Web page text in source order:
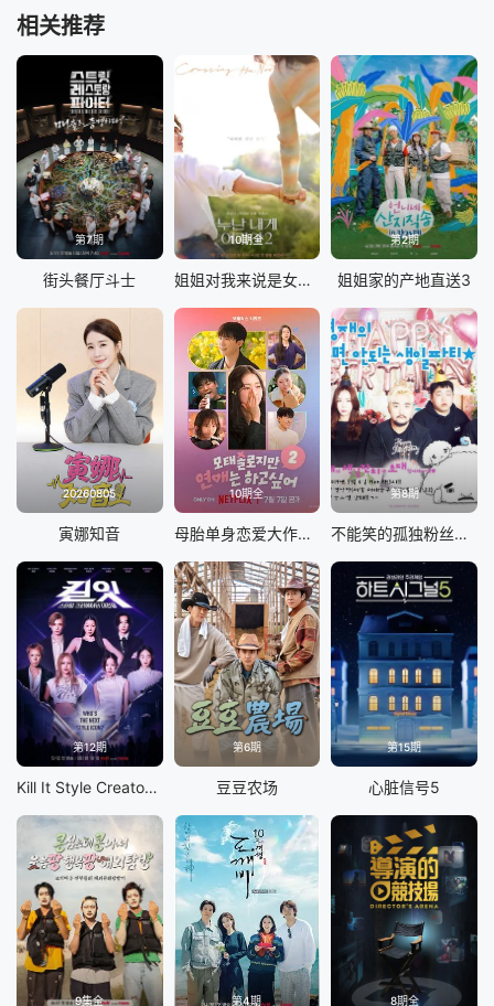
相关推荐
第7期
街头餐厅斗士
10期全
姐姐对我来说是女人2
第2期
姐姐家的产地直送3
20260805
寅娜知音
10期全
母胎单身恋爱大作战2
第8期
不能笑的孤独粉丝见面会
第12期
Kill It Style Creator War
第6期
豆豆农场
第15期
心脏信号5
9集全 第4期 8期全